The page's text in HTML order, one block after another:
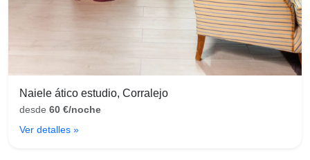
Naiele ático estudio, Corralejo
desde 60 €/noche
Ver detalles »